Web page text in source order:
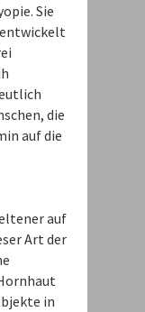
Sie
die
auf die
auf
Art der
in